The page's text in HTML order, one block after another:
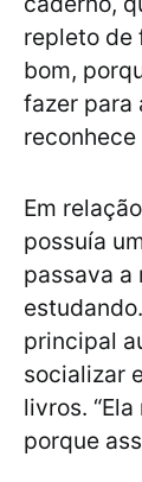
repleto de
bom,
fazer para
Em
possuía
passava a
principal
socializar
livros.
porque